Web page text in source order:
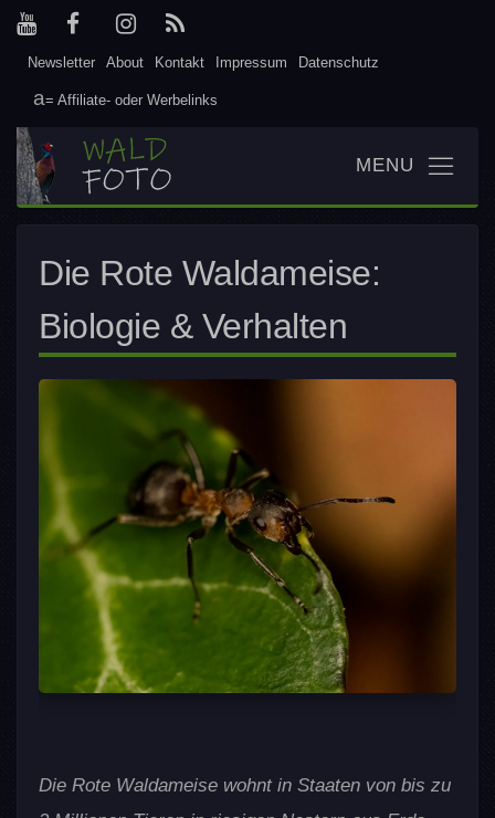
Newsletter About Kontakt Impressum Datenschutz
= Affiliate- oder Werbelinks
Die Rote Waldameise:
Biologie & Verhalten
Die Rote Waldameise wohnt in Staaten von bis zu